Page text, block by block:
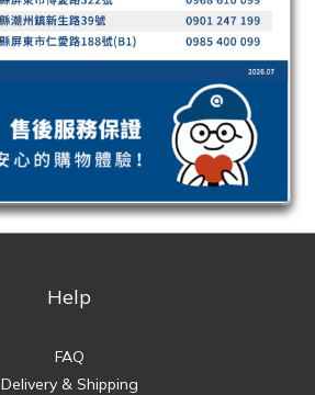
Help
FAQ
Delivery & Shipping